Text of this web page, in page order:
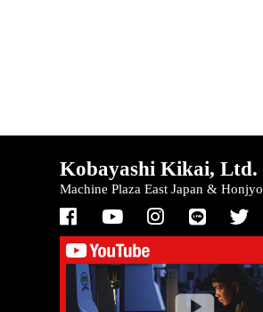
Kobayashi Kikai, Ltd.
Machine Plaza East Japan & Honjyo